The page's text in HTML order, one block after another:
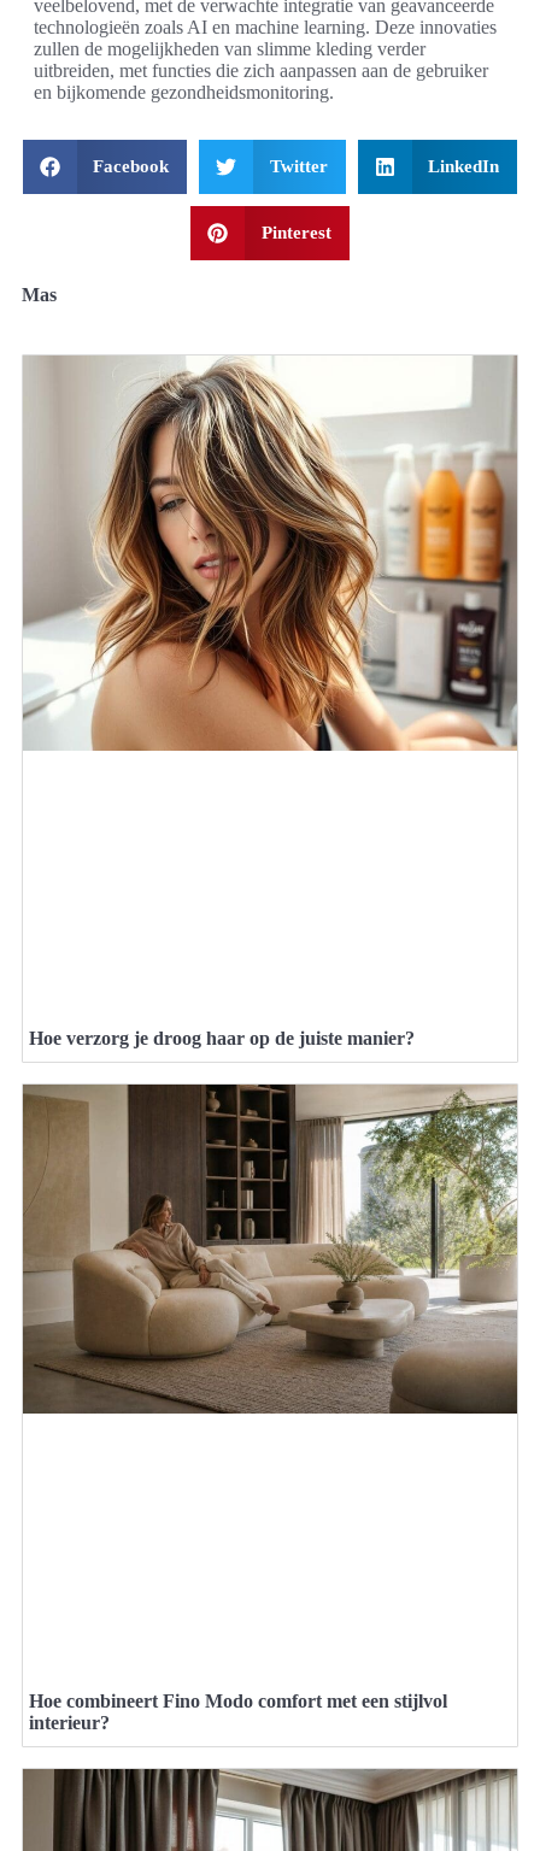
veelbelovend, met de verwachte integratie van geavanceerde
technologieën zoals AI en machine learning. Deze innovaties
zullen de mogelijkheden van slimme kleding verder
uitbreiden, met functies die zich aanpassen aan de gebruiker
en bijkomende gezondheidsmonitoring.
Facebook Twitter LinkedIn
Pinterest
Mas
Hoe verzorg je droog haar op de juiste manier?
Hoe combineert Fino Modo comfort met een stijlvol
interieur?